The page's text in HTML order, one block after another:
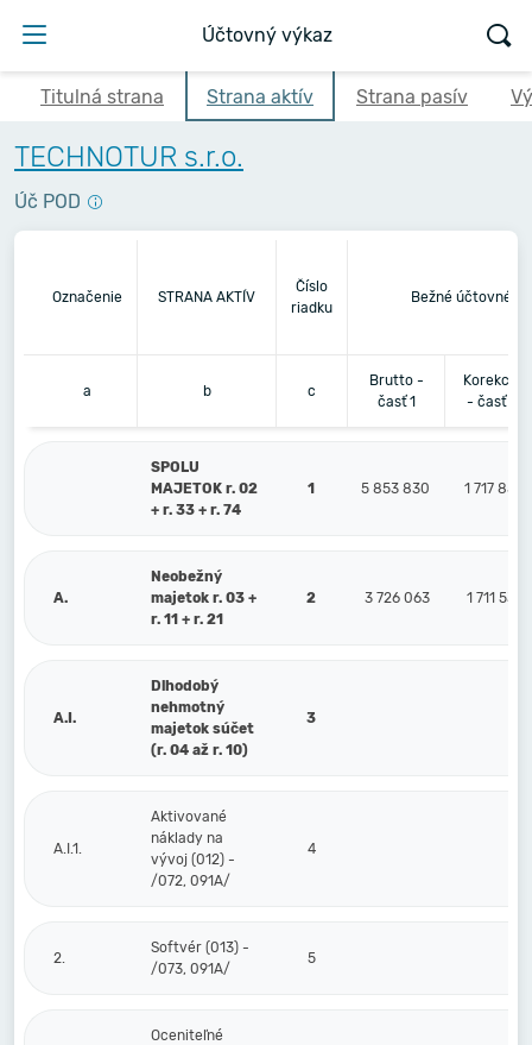
Účtovný výkaz
Titulná strana Strana aktív Strana pasív
TECHNOTUR s.r.o.
Úč POD
Označenie STRANA AKTÍV
Číslo
riadku
Bežné účtovné
a b c
Brutto -
časť 1
Korekcia
- časť 2
SPOLU
MAJETOK r. 02
+ r. 33 + r. 74
1 5 853 830 1 717 855
A.
Neobežný
majetok r. 03 +
r. 11 + r. 21
2 3 726 063 1 711 533
A.I.
Dlhodobý
nehmotný
majetok súčet
(r. 04 až r. 10)
3
A.I.1.
Aktivované
náklady na
vývoj (012) -
/072, 091A/
4
2.
Softvér (013) -
/073, 091A/
5
Oceniteľné